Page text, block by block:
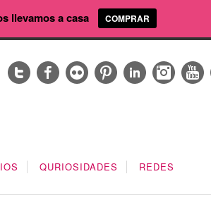
QURIOSIDADES REDES
llevamos a casa COMPRAR